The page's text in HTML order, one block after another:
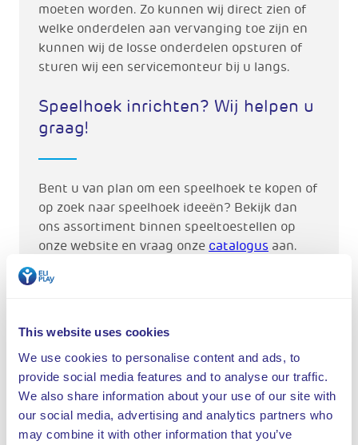
This website uses cookies
We use cookies to personalise content and ads, to
provide social media features and to analyse our traffic.
We also share information about your use of our site with
our social media, advertising and analytics partners who
may combine it with other information that you’ve
moeten worden. Zo kunnen wij direct zien of
welke onderdelen aan vervanging toe zijn en
kunnen wij de losse onderdelen opsturen of
sturen wij een servicemonteur bij u langs.
Speelhoek inrichten? Wij helpen u
graag!
Bent u van plan om een speelhoek te kopen of
op zoek naar speelhoek ideeën? Bekijk dan
ons assortiment binnen speeltoestellen op
onze website en vraag onze catalogus aan.
onze verkoopafdeling. Wij helpen u graag bij